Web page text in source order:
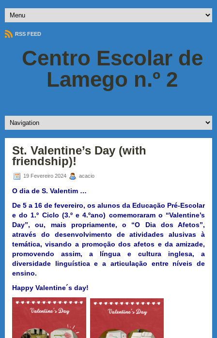
RSS FEED
Centro Escolar de
Lamego n.º 2
St. Valentine’s Day (with
friendship)!
19 Fevereiro 2024 acacio
O dia de S. Valentim …
De 5 a 16 de fevereiro, os alunos da Educação Pré-Escolar
e do 1.º Ciclo (3.º e 4.ºano) comemoraram o “Valentine’s
Day”, ou, mais propriamente, o “O Dia dos Afetos”,
através do desenvolvimento de atividades alusivas à
temática, visando a promoção dos afetos e da amizade,
promovendo assim, a língua e cultura inglesa, a
diversidade linguística e a articulação entre níveis de
ensino.
Happy Valentine´s day!